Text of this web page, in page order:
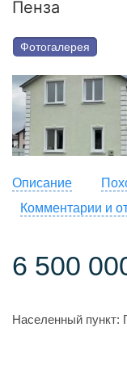
Пенза
Фотогалерея
Описание
Комментарии и
6 500
Населенный пункт: